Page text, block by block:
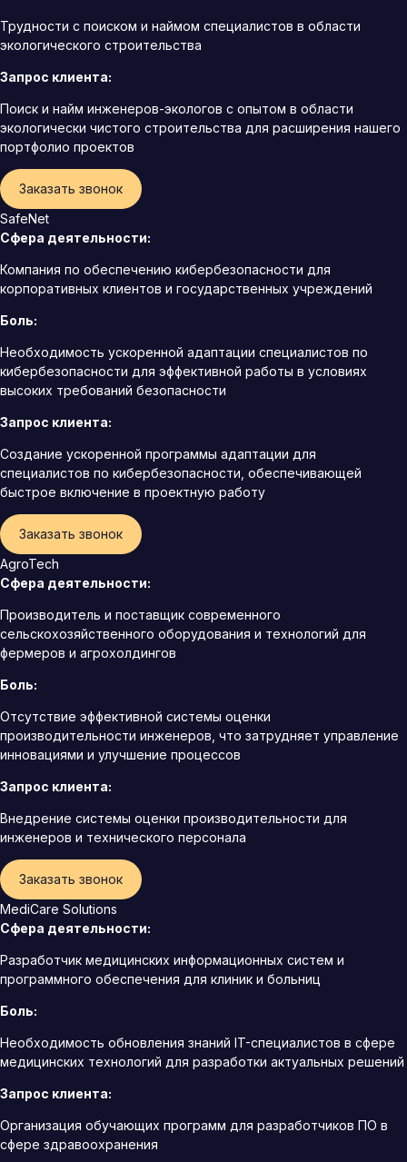
Трудности с поиском и наймом специалистов в области
экологического строительства
Запрос клиента:
Поиск и найм инженеров-экологов с опытом в области
экологически чистого строительства для расширения нашего
портфолио проектов
Заказать звонок
SafeNet
Сфера деятельности:
Компания по обеспечению кибербезопасности для
корпоративных клиентов и государственных учреждений
Боль:
Необходимость ускоренной адаптации специалистов по
кибербезопасности для эффективной работы в условиях
высоких требований безопасности
Запрос клиента:
Создание ускоренной программы адаптации для
специалистов по кибербезопасности, обеспечивающей
быстрое включение в проектную работу
Заказать звонок
AgroTech
Сфера деятельности:
Производитель и поставщик современного
сельскохозяйственного оборудования и технологий для
фермеров и агрохолдингов
Боль:
Отсутствие эффективной системы оценки
производительности инженеров, что затрудняет управление
инновациями и улучшение процессов
Запрос клиента:
Внедрение системы оценки производительности для
инженеров и технического персонала
Заказать звонок
MediCare Solutions
Сфера деятельности:
Разработчик медицинских информационных систем и
программного обеспечения для клиник и больниц
Боль:
Необходимость обновления знаний IT-специалистов в сфере
медицинских технологий для разработки актуальных решений
Запрос клиента:
Организация обучающих программ для разработчиков ПО в
сфере здравоохранения